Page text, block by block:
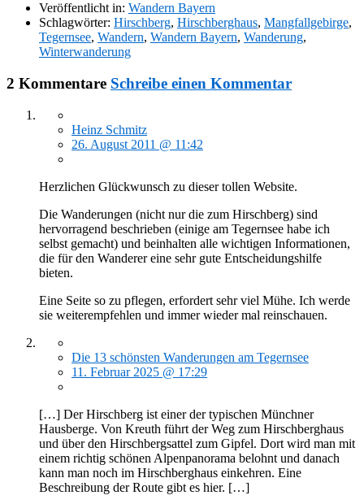
Veröffentlicht in: Wandern Bayern
Schlagwörter: Hirschberg, Hirschberghaus, Mangfallgebirge,
Tegernsee, Wandern, Wandern Bayern, Wanderung,
Winterwanderung
2 Kommentare Schreibe einen Kommentar
Heinz Schmitz
26. August 2011 @ 11:42
Herzlichen Glückwunsch zu dieser tollen Website.
Die Wanderungen (nicht nur die zum Hirschberg) sind
hervorragend beschrieben (einige am Tegernsee habe ich
selbst gemacht) und beinhalten alle wichtigen Informationen,
die für den Wanderer eine sehr gute Entscheidungshilfe
bieten.
Eine Seite so zu pflegen, erfordert sehr viel Mühe. Ich werde
sie weiterempfehlen und immer wieder mal reinschauen.
Die 13 schönsten Wanderungen am Tegernsee
11. Februar 2025 @ 17:29
[…] Der Hirschberg ist einer der typischen Münchner
Hausberge. Von Kreuth führt der Weg zum Hirschberghaus
und über den Hirschbergsattel zum Gipfel. Dort wird man mit
einem richtig schönen Alpenpanorama belohnt und danach
kann man noch im Hirschberghaus einkehren. Eine
Beschreibung der Route gibt es hier. […]